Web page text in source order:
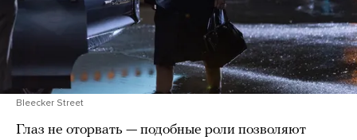
Bleecker Street
Глаз не оторвать — подобные роли позволяют